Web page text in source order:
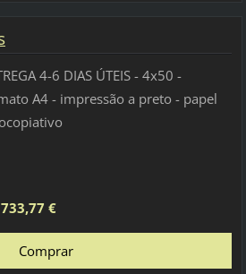
4-6 DIAS ÚTEIS - 4x50 -
A4 - impressão a preto - papel
733,77 €